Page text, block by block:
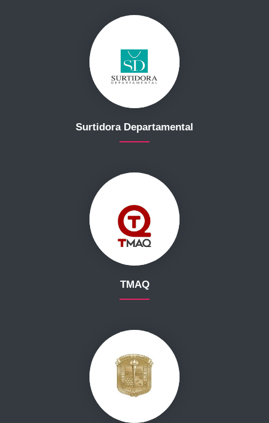
Surtidora Departamental
TMAQ